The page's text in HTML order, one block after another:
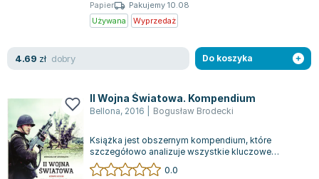
Książki o naukach politycznych dla studentów
Książki do nauk społecznych dla studentów
Prawo - książki dla studentów
Technologia żywności - książki
Zarządzanie i marketing - książki
Nauka języków obcych - książki
Podręczniki dla nauczycieli - metodyka
Wanda Chotomska
Clive Staples Lewis
Martyna Wojciechowska
Melissa De la Cruz
Blanka Lipińska
Jaś Kapela
Papier
Pakujemy 10.08
Używana
Wyprzedaż
4.69 zł dobry Do koszyka
II Wojna Światowa. Kompendium
Bellona, 2016 Bogusław Brodecki
Książka jest obszernym kompendium, które
szczegółowo analizuje wszystkie kluczowe
aspekty II wojny światowej. Opisuje wydarzenia o...
0.0